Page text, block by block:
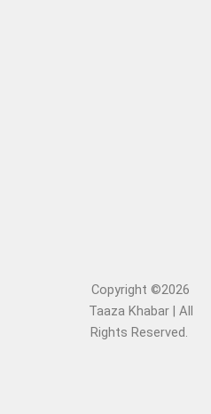
Copyright ©2026
Taaza Khabar | All
Rights Reserved.​